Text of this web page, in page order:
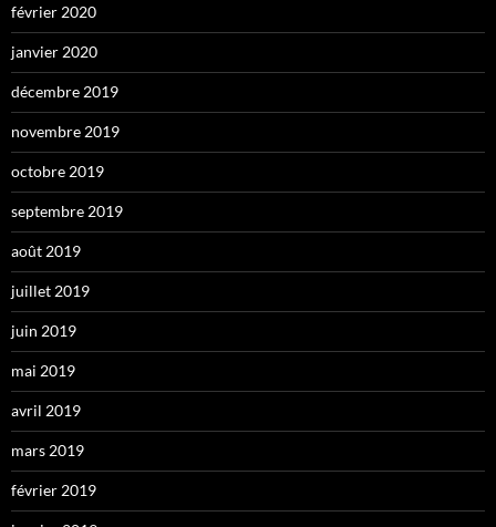
février 2020
janvier 2020
décembre 2019
novembre 2019
octobre 2019
septembre 2019
août 2019
juillet 2019
juin 2019
mai 2019
avril 2019
mars 2019
février 2019